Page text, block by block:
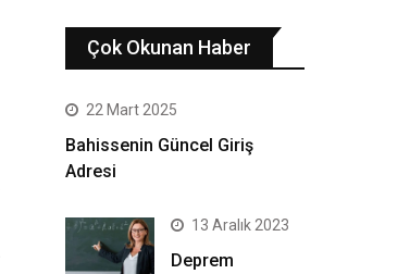
Çok Okunan Haber
22 Mart 2025
Bahissenin Güncel Giriş
Adresi
13 Aralık 2023
Deprem